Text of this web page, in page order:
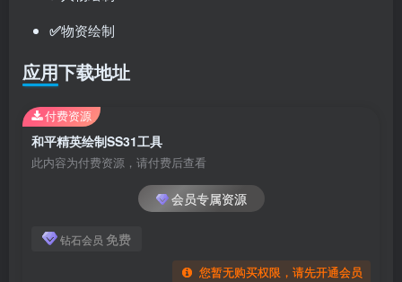
✅物资绘制
应用下载地址
和平精英绘制SS31工具
此内容为付费资源，请付费后查看
会员专属资源
钻石会员 免费
您暂无购买权限，请先开通会员
付费资源